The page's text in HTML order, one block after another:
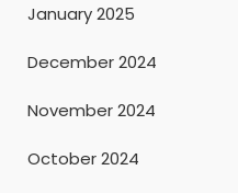
January 2025
December 2024
November 2024
October 2024